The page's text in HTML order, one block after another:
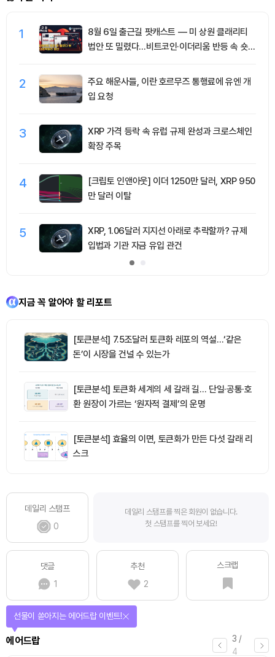
1
8월 6일 출근길 팟캐스트 — 미 상원 클래리티
법안 또 밀렸다…비트코인·이더리움 반등 속 숏
2
주요 해운사들, 이란 호르무즈 통행료에 유엔 개
입 요청
3
XRP 가격 등락 속 유럽 규제 완성과 크로스체인
확장 주목
4
[크립토 인앤아웃] 이더 1250만 달러, XRP 950
만 달러 이탈
5
XRP, 1.06달러 지지선 아래로 추락할까? 규제
입법과 기관 자금 유입 관건
지금 꼭 알아야 할 리포트
[토큰분석] 7.5조달러 토큰화 레포의 역설…‘같은
돈’이 시장을 건널 수 있는가
[토큰분석] 토큰화 세계의 세 갈래 길… 단일·공통·호
환 원장이 가르는 ‘원자적 결제’의 운명
[토큰분석] 효율의 이면, 토큰화가 만든 다섯 갈래 리
스크
데일리 스탬프
0
데일리 스탬프를 찍은 회원이 없습니다.
첫 스탬프를 찍어 보세요!
댓글
1
추천
2
스크랩
3 /
4
에어드랍
선물이 쏟아지는 에어드랍 이벤트!